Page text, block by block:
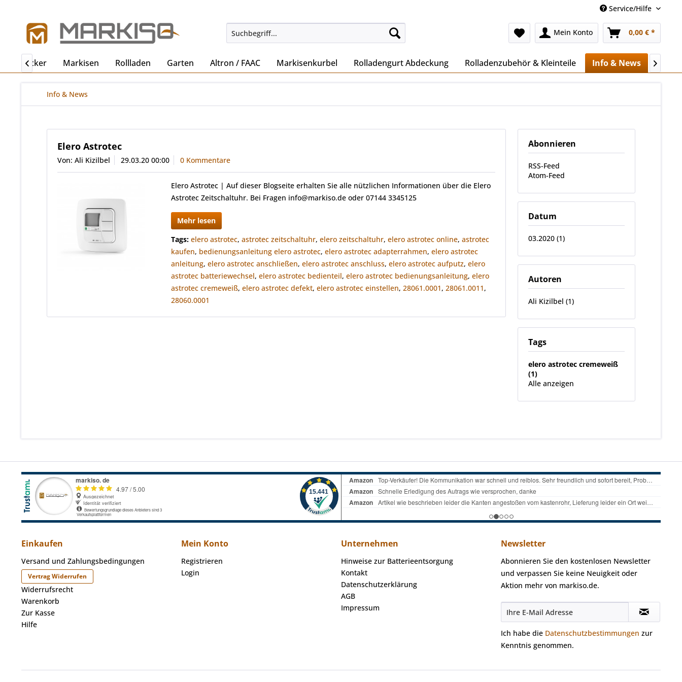
Service/Hilfe
Mein Konto 0,00 € *
Becker Markisen Rollladen Garten Altron / FAAC Markisenkurbel Rolladengurt Abdeckung Rolladenzubehör & Kleinteile Info & News
 
Info & News
Abonnieren
RSS-Feed
Atom-Feed
Datum
03.2020 (1)
Autoren
Ali Kizilbel (1)
Tags
elero astrotec cremeweiß
(1)
Alle anzeigen
Elero Astrotec
Von: Ali Kizilbel 29.03.20 00:00 0 Kommentare
Elero Astrotec | Auf dieser Blogseite erhalten Sie alle nützlichen Informationen über die Elero
Astrotec Zeitschaltuhr. Bei Fragen info@markiso.de oder 07144 3345125
Mehr lesen
Tags: elero astrotec,astrotec zeitschaltuhr,elero zeitschaltuhr,elero astrotec online,astrotec
kaufen, bedienungsanleitung elero astrotec,elero astrotec adapterrahmen,elero astrotec
anleitung,elero astrotec anschließen,elero astrotec anschluss,elero astrotec aufputz,elero
astrotec batteriewechsel,elero astrotec bedienteil,elero astrotec bedienungsanleitung,elero
astrotec cremeweiß,elero astrotec defekt,elero astrotec einstellen,28061.0001,28061.0011,
28060.0001
Einkaufen
Versand und Zahlungsbedingungen
Vertrag Widerrufen
Widerrufsrecht
Warenkorb
Zur Kasse
Hilfe
Mein Konto
Registrieren
Login
Unternehmen
Hinweise zur Batterieentsorgung
Kontakt
Datenschutzerklärung
AGB
Impressum
Newsletter
Abonnieren Sie den kostenlosen Newsletter
und verpassen Sie keine Neuigkeit oder
Aktion mehr von markiso.de.
Ich habe die Datenschutzbestimmungen zur
Kenntnis genommen.